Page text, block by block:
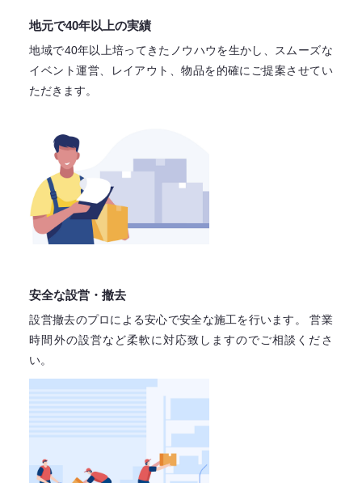
地元で40年以上の実績
地域で40年以上培ってきたノウハウを生かし、スムーズな
イベント運営、レイアウト、物品を的確にご提案させてい
ただきます。
安全な設営・撤去
設営撤去のプロによる安心で安全な施工を行います。
営業
時間外の設営など柔軟に対応致しますのでご相談くださ
い。